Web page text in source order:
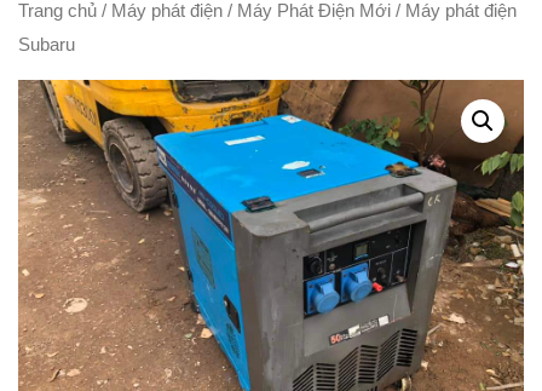
Trang chủ / Máy phát điện / Máy Phát Điện Mới / Máy phát điện
Subaru